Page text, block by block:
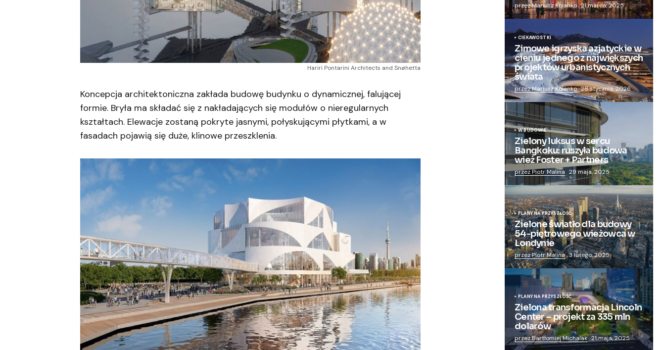
Hariri Pontarini Architects and Snøhetta
Koncepcja architektoniczna zakłada budowę budynku o dynamicznej, falującej
formie. Bryła ma składać się z nakładających się modułów o nieregularnych
kształtach. Elewacje zostaną pokryte jasnymi, połyskującymi płytkami, a w
fasadach pojawią się duże, klinowe przeszklenia.
przez Mariusz Kolanko 21 marca, 2025
CIEKAWOSTKI
Zimowe igrzyska azjatyckie w
cieniu jednego z największych
projektów urbanistycznych
świata
przez Mariusz Kolanko 28 stycznia, 2026
W BUDOWIE
Zielony luksus w sercu
Bangkoku: ruszyła budowa
wież Foster + Partners
przez Piotr Malina 29 maja, 2025
PLANY NA PRZYSZŁOŚĆ
Zielone światło dla budowy
54-piętrowego wieżowca w
Londynie
przez Piotr Malina 3 lutego, 2025
PLANY NA PRZYSZŁOŚĆ
Zielona transformacja Lincoln
Center – projekt za 335 mln
dolarów
przez Bartłomiej Michalak 21 maja, 2025